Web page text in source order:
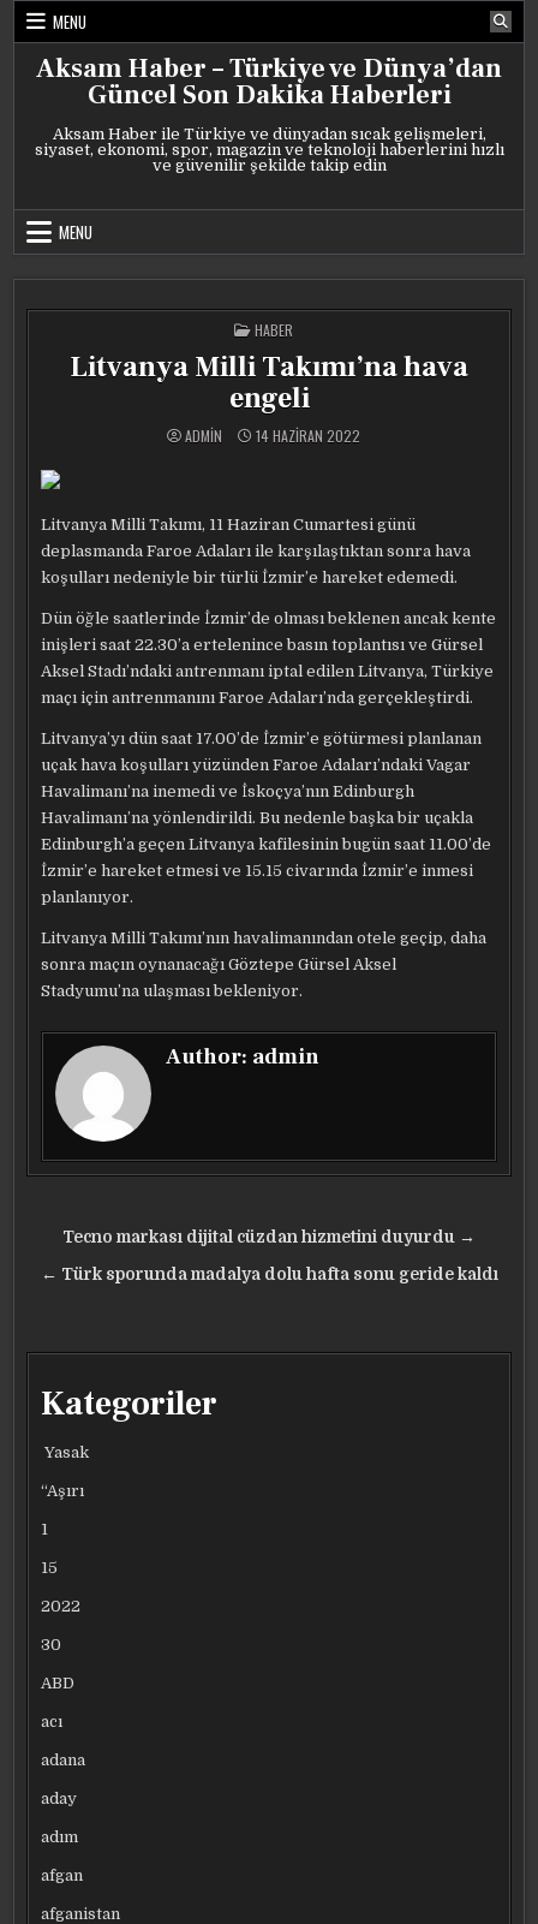
Skip
content
MENU
Aksam Haber – Türkiye ve Dünya’dan
Güncel Son Dakika Haberleri
Aksam Haber ile Türkiye ve dünyadan sıcak gelişmeleri,
siyaset, ekonomi, spor, magazin ve teknoloji haberlerini hızlı
ve güvenilir şekilde takip edin
MENU
POSTED
IN
HABER
Litvanya Milli Takımı’na hava
engeli
ADMIN 14 HAZIRAN 2022
Litvanya Milli Takımı, 11 Haziran Cumartesi günü
deplasmanda Faroe Adaları ile karşılaştıktan sonra hava
koşulları nedeniyle bir türlü İzmir’e hareket edemedi.
Dün öğle saatlerinde İzmir’de olması beklenen ancak kente
inişleri saat 22.30’a ertelenince basın toplantısı ve Gürsel
Aksel Stadı’ndaki antrenmanı iptal edilen Litvanya, Türkiye
maçı için antrenmanını Faroe Adaları’nda gerçekleştirdi.
Litvanya’yı dün saat 17.00’de İzmir’e götürmesi planlanan
uçak hava koşulları yüzünden Faroe Adaları’ndaki Vagar
Havalimanı’na inemedi ve İskoçya’nın Edinburgh
Havalimanı’na yönlendirildi. Bu nedenle başka bir uçakla
Edinburgh’a geçen Litvanya kafilesinin bugün saat 11.00’de
İzmir’e hareket etmesi ve 15.15 civarında İzmir’e inmesi
planlanıyor.
Litvanya Milli Takımı’nın havalimanından otele geçip, daha
sonra maçın oynanacağı Göztepe Gürsel Aksel
Stadyumu’na ulaşması bekleniyor.
Author: admin
Yazı
gezinmesi
Tecno markası dijital cüzdan hizmetini duyurdu →
← Türk sporunda madalya dolu hafta sonu geride kaldı
Kategoriler
Yasak
“Aşırı
1
15
2022
30
ABD
acı
adana
aday
adım
afgan
afganistan